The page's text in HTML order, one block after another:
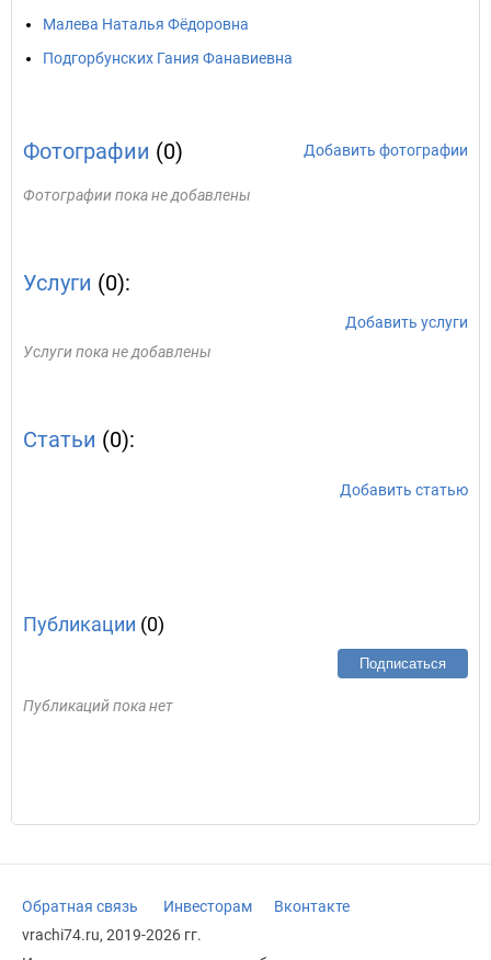
Малева Наталья Фёдоровна
Подгорбунских Гания Фанавиевна
Фотографии (0) Добавить фотографии
Фотографии пока не добавлены
Услуги (0):
Добавить услуги
Услуги пока не добавлены
Статьи (0):
Добавить статью
Публикации (0)
Подписаться
Публикаций пока нет
Обратная связь Инвесторам
Вконтакте
vrachi74.ru, 2019-2026 гг.